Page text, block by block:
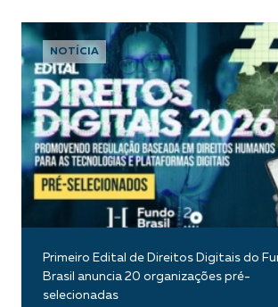
NOTÍCIA
Primeiro Edital de Direitos Digitais do
Brasil anuncia 20 organizações pré-
selecionadas